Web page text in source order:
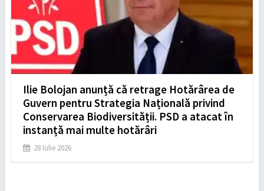
Ilie Bolojan anunță că retrage Hotărârea de
Guvern pentru Strategia Națională privind
Conservarea Biodiversității. PSD a atacat în
instanță mai multe hotărâri
28 Iulie 2026